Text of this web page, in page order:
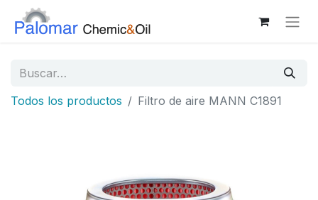
Todos los productos Filtro de aire MANN C1891